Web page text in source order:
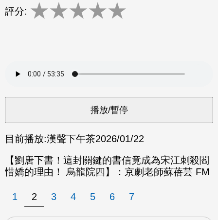
評分: ★★★★★
目前播放:漢聲下午茶2026/01/22
【劉唐下書！這封關鍵的書信竟成為宋江刺殺閻
惜嬌的理由！ 烏龍院四】：京劇老師蘇蓓芸 FM
1 2 3 4 5 6 7